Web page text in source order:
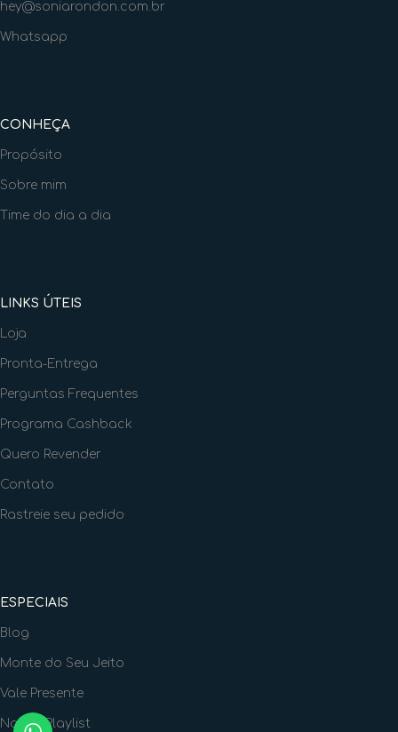
hey@soniarondon.com.br
Whatsapp
CONHEÇA
Propósito
Sobre mim
Time do dia a dia
LINKS ÚTEIS
Loja
Pronta-Entrega
Perguntas Frequentes
Programa Cashback
Quero Revender
Contato
Rastreie seu pedido
ESPECIAIS
Blog
Monte do Seu Jeito
Vale Presente
Nossa Playlist